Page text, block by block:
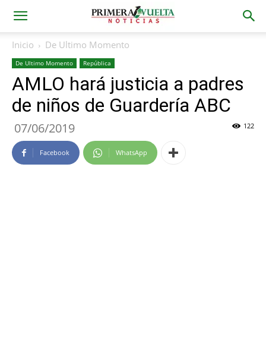
Inicio De Ultimo Momento
De Ultimo Momento República
AMLO hará justicia a padres
de niños de Guardería ABC
07/06/2019 122
Facebook WhatsApp